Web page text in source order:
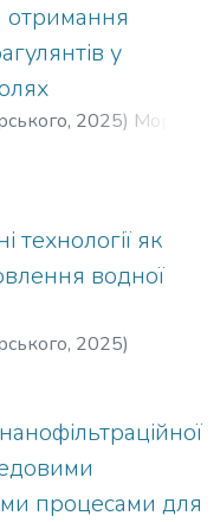
отримання
у
, 2025) Мороз,
технології як
водної
, 2025)
процесами для